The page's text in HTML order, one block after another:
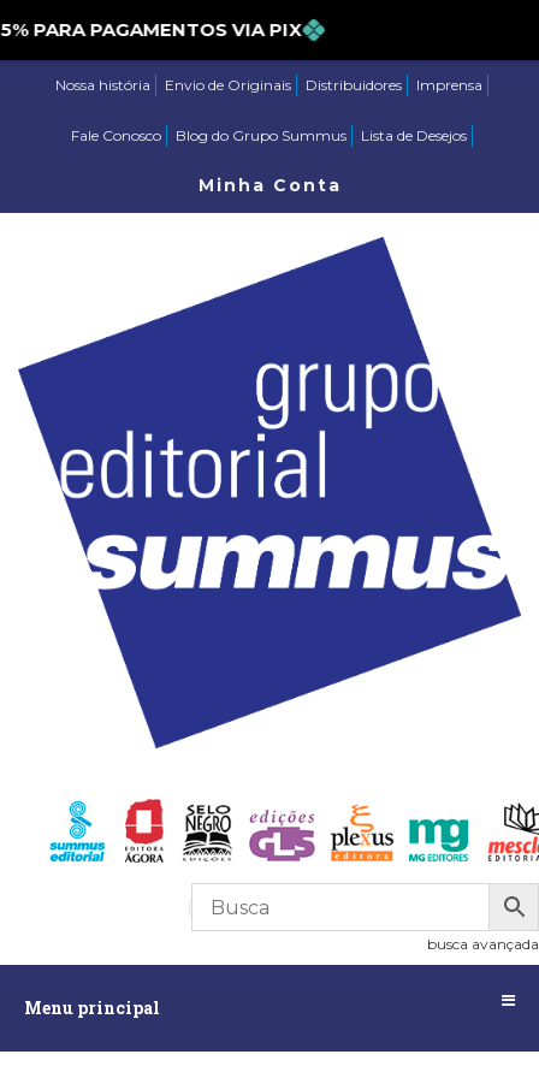
PAGAMENTOS VIA PIX
Nossa história Envio de Originais Distribuidores Imprensa
Fale Conosco Blog do Grupo Summus Lista de Desejos
Minha Conta
R$0,00
busca avançada
Menu principal
principalAssuntos